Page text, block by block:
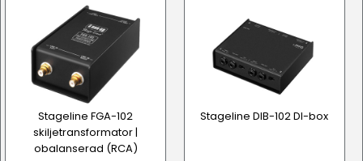
Stageline FGA-102
skiljetransformator |
obalanserad (RCA)
Stageline DIB-102 DI-box